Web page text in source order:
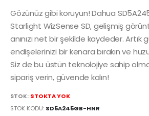
Gözünüz gibi koruyun! Dahua
Starlight WizSense SD, gelişmiş
anınızı net bir şekilde kaydeder. Artık
endişelerinizi bir kenara bırakın ve
Siz de bu üstün teknolojiye sahip
sipariş verin, güvende kalın!
STOK: STOKTA YOK
STOK KODU: SD5A245GB-HNR